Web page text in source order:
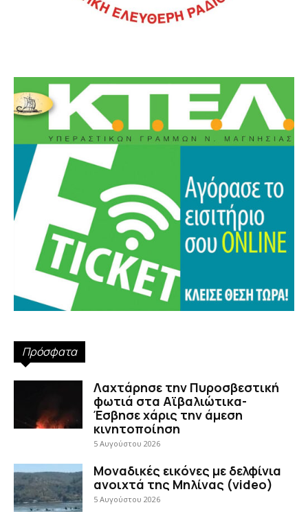
Πρόσφατα
Λαχτάρησε την Πυροσβεστική
φωτιά στα Αϊβαλιώτικα-
Έσβησε χάρις την άμεση
κινητοποίηση
5 Αυγούστου 2026
Μοναδικές εικόνες με δελφίνια
ανοιχτά της Μηλίνας (video)
5 Αυγούστου 2026